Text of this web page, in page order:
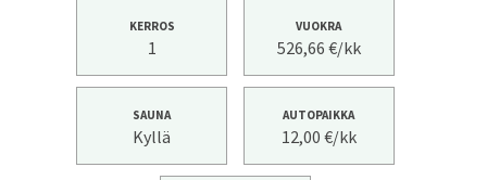
KERROS
1
VUOKRA
526,66 €/kk
SAUNA
Kyllä
AUTOPAIKKA
12,00 €/kk